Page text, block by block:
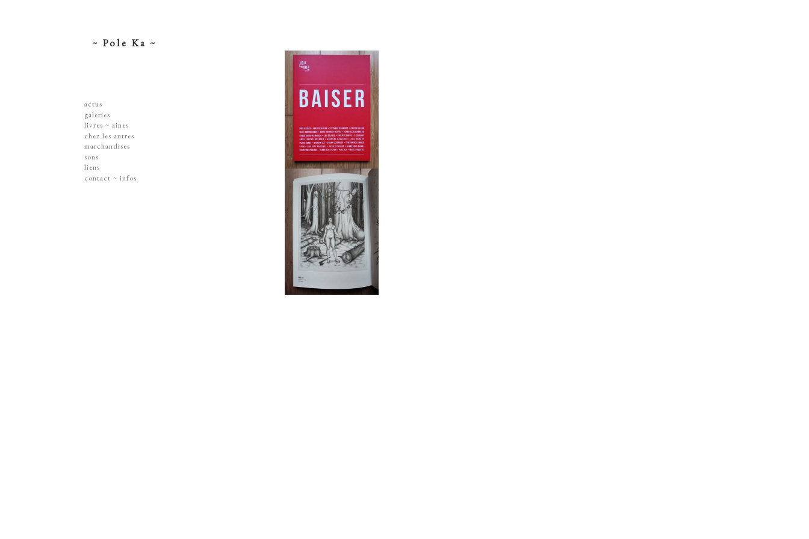
~ Pole Ka ~
actus
galeries
dessins ~ illustrations
affiches ~ concerts ~ disques
gravures
peintures
dissections ~ découpes
jouets ~ objets
livres ~ zines
chez les autres
marchandises
sérigraphies
livres & zines
gravures
sons
liens
contact ~ infos